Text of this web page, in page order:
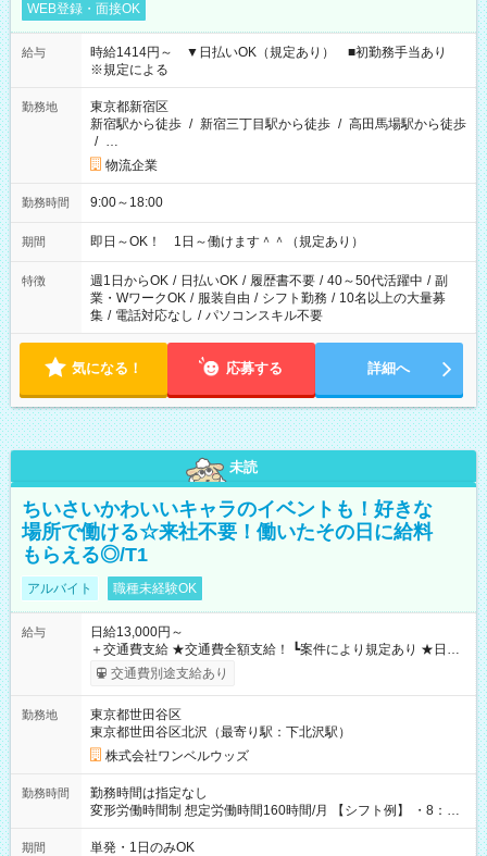
WEB登録・面接OK
給与
時給1414円～ ▼日払いOK（規定あり） ■初勤務手当あり
※規定による
勤務地
東京都新宿区
新宿駅から徒歩 / 新宿三丁目駅から徒歩 / 高田馬場駅から徒歩
/ …
物流企業
勤務時間 9:00～18:00
期間 即日～OK！ 1日～働けます＾＾（規定あり）
特徴 週1日からOK / 日払いOK / 履歴書不要 / 40～50代活躍中 / 副
業・WワークOK / 服装自由 / シフト勤務 / 10名以上の大量募
集 / 電話対応なし / パソコンスキル不要
気になる！ 応募する 詳細へ
未読
ちいさいかわいいキャラのイベントも！好きな
場所で働ける☆来社不要！働いたその日に給料
もらえる◎/T1
アルバイト 職種未経験OK
給与
日給13,000円～
＋交通費支給 ★交通費全額支給！ ┗案件により規定あり ★日払
いOK！（規定あり） ┗働いたその日に現金GET♪ お仕事後はコ
ンビニATMから 日払い分を引き落とせます！ 【試用期間】試
交通費別途支給あり
勤務地
東京都世田谷区
東京都世田谷区北沢（最寄り駅：下北沢駅）
株式会社ワンベルウッズ
勤務時間
勤務時間は指定なし
変形労働時間制 想定労働時間160時間/月 【シフト例】 ・8：00
～21：00
期間 単発・1日のみOK